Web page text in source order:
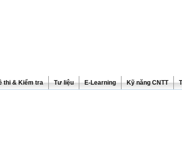
thi & Kiểm tra Tư liệu E-Learning Kỹ năng CNTT